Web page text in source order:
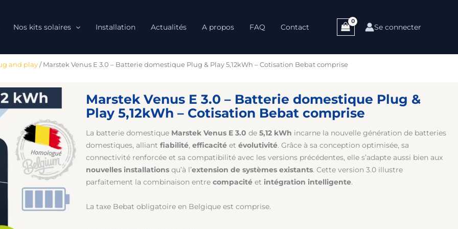
Nos kits solaires Installation Actualités A propos FAQ Contact Se connecter
and play / Marstek Venus E 3.0 – Batterie domestique Plug & Play 5,12kWh – Cotisation Bebat comprise
Marstek Venus E 3.0 – Batterie domestique Plug &
Play 5,12kWh – Cotisation Bebat comprise
La batterie domestique Marstek Venus E 3.0 de 5,12 kWh incarne la nouvelle génération de batteries
domestiques, alliant fiabilité, efficacitéet évolutivité. Grâce à sa conception optimisée, sa
connectivité renforcée et sa compatibilité avec les versions précédentes, elle s’adapte aussi bien aux
nouvelles installationsqu’à l’extension de systèmes existants. Cette version 3.0 illustre
parfaitement la combinaison entre compacitéet intégration intelligente.
La taxe Bebat obligatoire en Belgique est comprise.